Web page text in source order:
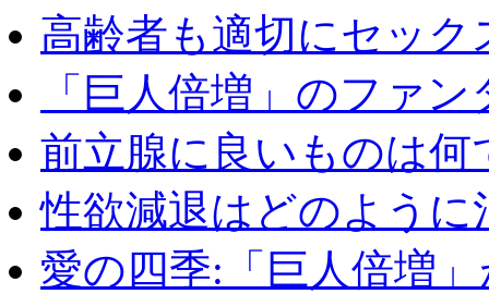
高齢者も適切にセック
「巨人倍増」のファ
前立腺に良いものは何
性欲減退はどのように
愛の四季:「巨人倍増